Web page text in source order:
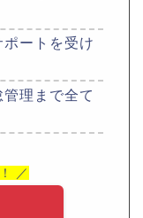
ートを受け
理まで全て
／